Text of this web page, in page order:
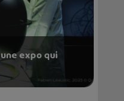
expo qui